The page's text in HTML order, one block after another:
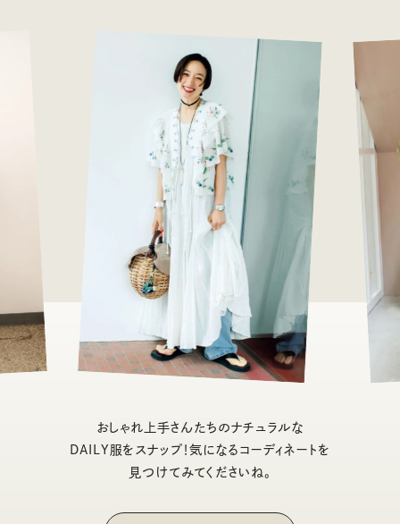
おしゃれ上手さんたちのナチュラルな
DAILY服をスナップ！気になるコーディネートを
見つけてみてくださいね。